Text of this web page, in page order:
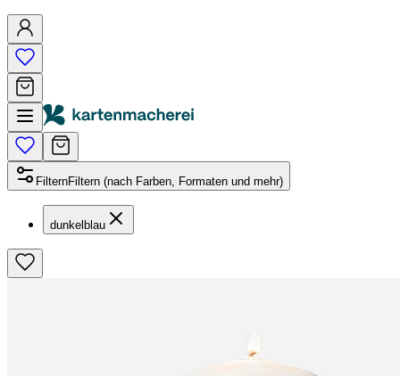
FilternFiltern (nach Farben, Formaten und mehr)
dunkelblau